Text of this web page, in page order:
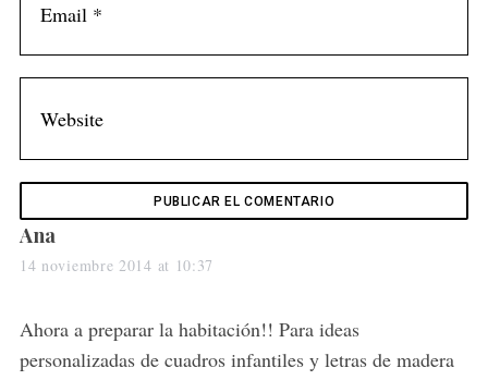
s
a
s
:
Ana
14 noviembre 2014 at 10:37
Ahora a preparar la habitación!! Para ideas
personalizadas de cuadros infantiles y letras de madera